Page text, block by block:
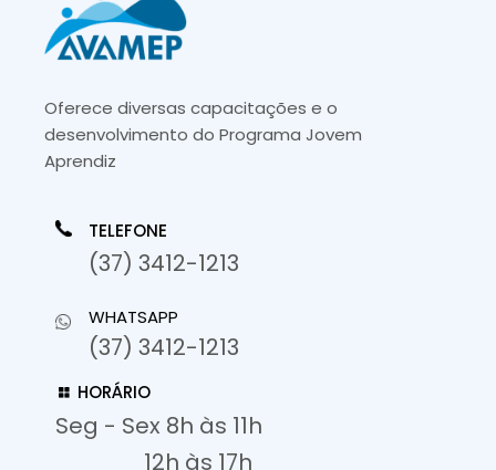
Oferece diversas capacitações e o
desenvolvimento do Programa Jovem
Aprendiz
TELEFONE
(37) 3412-1213
WHATSAPP
(37) 3412-1213
HORÁRIO
Seg - Sex 8h às 11h
12h às 17h